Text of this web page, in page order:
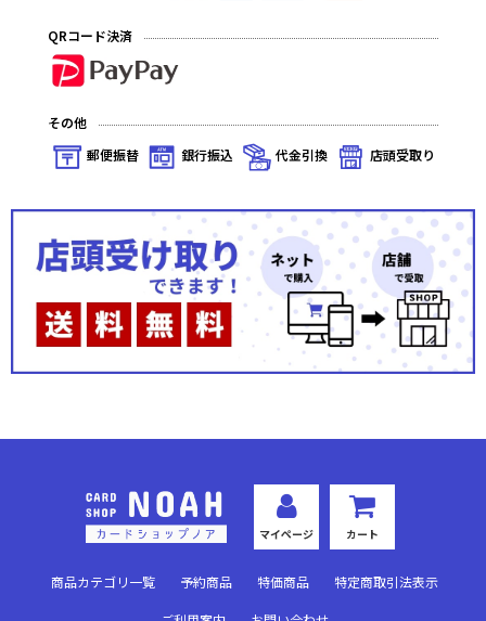
QRコード決済
その他
郵便振替
銀行振込 代金引換 店頭受取り
マイページ カート
商品カテゴリ一覧 予約商品 特価商品 特定商取引法表示